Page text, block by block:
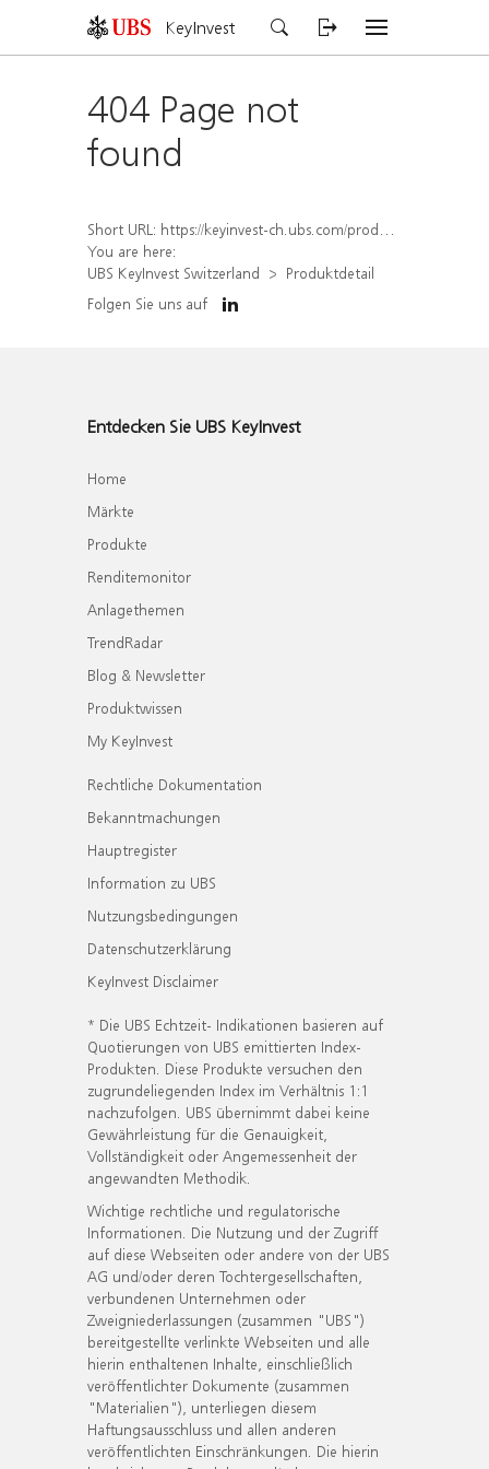
KeyInvest
404 Page not
found
Short URL: https://keyinvest-ch.ubs.com/produkt/detail/index/isin/CH1562230834
You are here:
UBS KeyInvest Switzerland
Produktdetail
Folgen Sie uns auf
Entdecken Sie UBS KeyInvest
Home
Märkte
Produkte
Renditemonitor
Anlagethemen
TrendRadar
Blog & Newsletter
Produktwissen
My KeyInvest
Rechtliche Dokumentation
Bekanntmachungen
Hauptregister
Information zu UBS
Nutzungsbedingungen
Datenschutzerklärung
KeyInvest Disclaimer
* Die UBS Echtzeit- Indikationen basieren auf
Quotierungen von UBS emittierten Index-
Produkten. Diese Produkte versuchen den
zugrundeliegenden Index im Verhältnis 1:1
nachzufolgen. UBS übernimmt dabei keine
Gewährleistung für die Genauigkeit,
Vollständigkeit oder Angemessenheit der
angewandten Methodik.
Wichtige rechtliche und regulatorische
Informationen. Die Nutzung und der Zugriff
auf diese Webseiten oder andere von der UBS
AG und/oder deren Tochtergesellschaften,
verbundenen Unternehmen oder
Zweigniederlassungen (zusammen "UBS")
bereitgestellte verlinkte Webseiten und alle
hierin enthaltenen Inhalte, einschließlich
veröffentlichter Dokumente (zusammen
"Materialien"), unterliegen diesem
Haftungsausschluss und allen anderen
veröffentlichten Einschränkungen. Die hierin